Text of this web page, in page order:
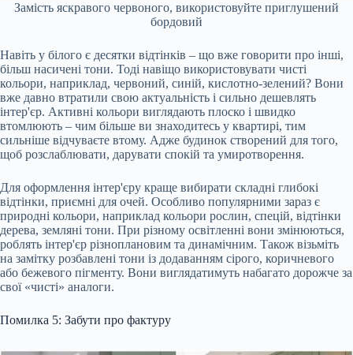
Замість яскравого червоного, використовуйте приглушений
бордовий
Навіть у білого є десятки відтінків – що вже говорити про інші,
більш насичені тони. Тоді навіщо використовувати чисті
кольори, наприклад, червоний, синій, кислотно-зелений? Вони
вже давно втратили свою актуальність і сильно дешевлять
інтер'єр. Активні кольори виглядають плоско і швидко
втомлюють – чим більше ви знаходитесь у квартирі, тим
сильніше відчуваєте втому. Адже будинок створений для того,
щоб розслаблювати, дарувати спокій та умиротворення.
Для оформлення інтер'єру краще вибирати складні глибокі
відтінки, приємні для очей. Особливо популярними зараз є
природні кольори, наприклад кольори рослин, спецій, відтінки
дерева, земляні тони. При різному освітленні вони змінюються,
роблять інтер'єр різноплановим та динамічним. Також візьміть
на замітку розбавлені тони із додаванням сірого, коричневого
або бежевого пігменту. Вони виглядатимуть набагато дорожче за
свої «чисті» аналоги.
Помилка 5: Забути про фактуру